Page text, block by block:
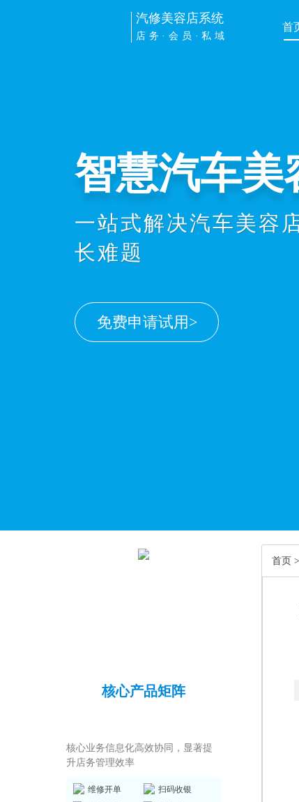
汽修美容店系统
店务·会员·私域
首
智慧汽车美
一站式解决汽车美容
长难题
免费申请试用>
核心产品矩阵
核心业务信息化高效协同，显著提
升店务管理效率
维修开单
扫码收银
首页 >